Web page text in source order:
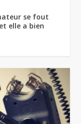
se fout
elle a bien